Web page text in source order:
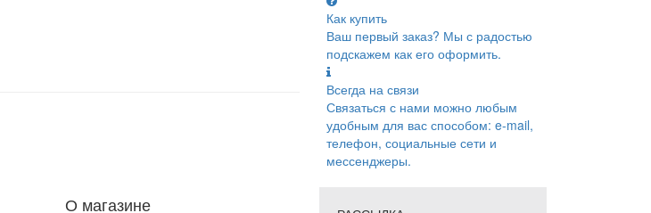
Как купить
Ваш первый заказ? Мы с радостью
подскажем как его оформить.
Всегда на связи
Связаться с нами можно любым
удобным для вас способом: e-mail,
телефон, социальные сети и
мессенджеры.
О магазине